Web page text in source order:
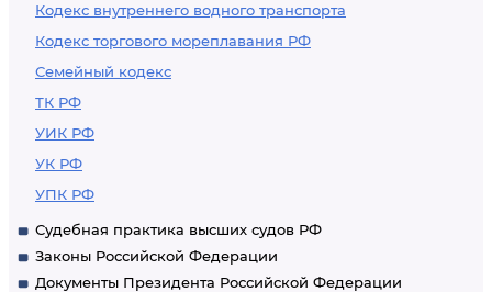
Кодекс внутреннего водного транспорта
Кодекс торгового мореплавания РФ
Семейный кодекс
ТК РФ
УИК РФ
УК РФ
УПК РФ
Судебная практика высших судов РФ
Законы Российской Федерации
Документы Президента Российской Федерации